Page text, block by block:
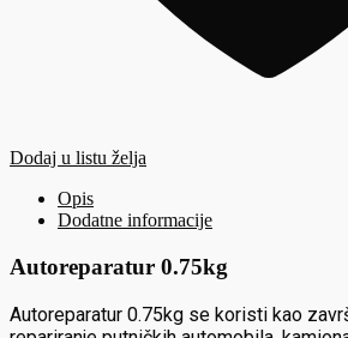
Dodaj u listu želja
Opis
Dodatne informacije
Autoreparatur 0.75kg
Autoreparatur 0.75kg se koristi kao